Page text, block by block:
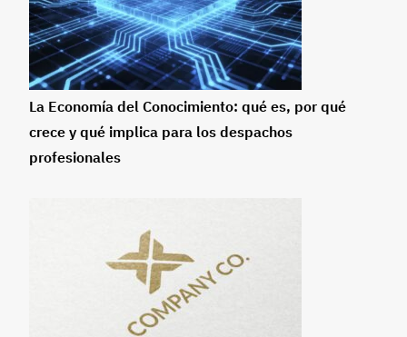
La Economía del Conocimiento: qué es, por qué
crece y qué implica para los despachos
profesionales